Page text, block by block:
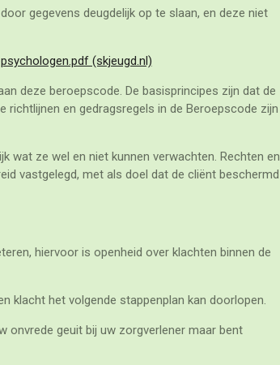
gegevens deugdelijk op te slaan, en deze niet
(skjeugd.nl)
deze beroepscode. De basisprincipes zijn dat de
richtlijnen en gedragsregels in de Beroepscode zijn
wat ze wel en niet kunnen verwachten. Rechten en
vastgelegd, met als doel dat de cliënt beschermd
hiervoor is openheid over klachten binnen de
klacht het volgende stappenplan kan doorlopen.
onvrede geuit bij uw zorgverlener maar bent